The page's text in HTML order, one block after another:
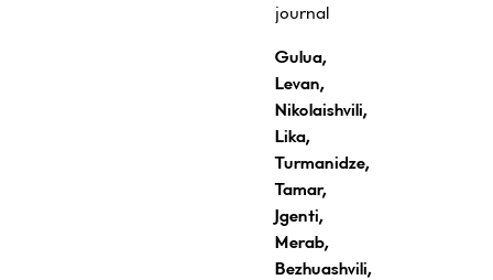
journal
Gulua,
Levan,
Nikolaishvili,
Lika,
Turmanidze,
Tamar,
Jgenti,
Merab,
Bezhuashvili,